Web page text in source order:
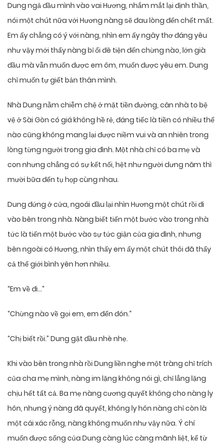
Dung ngả đầu mình vào vai Hương, nhắm mắt lại định thần,
nói một chút nữa với Hương nàng sẽ đau lòng đến chết mất.
Em ấy chẳng có ý với nàng, nhìn em ấy ngây thơ đáng yêu
như vậy mới thấy nàng bỉ ổi đê tiện đến chừng nào, lớn già
đầu mà vẫn muốn được em ôm, muốn được yêu em. Dung
chỉ muốn tự giết bản thân mình.
Nhà Dung nằm chiễm chệ ở mặt tiền đường, căn nhà to bệ
vệ ở Sài Gòn có giá không hề rẻ, đáng tiếc là tiền có nhiều thế
nào cũng không mang lại được niềm vui và an nhiên trong
lòng từng người trong gia đình. Một nhà chỉ có ba mẹ và
con nhưng chẳng có sự kết nối, hệt như người dưng năm thì
mười bữa đến tụ họp cùng nhau.
Dung đứng ở cửa, ngoái đầu lại nhìn Hương một chút rồi đi
vào bên trong nhà. Nàng biết tiến một bước vào trong nhà
tức là tiến một bước vào sự tức giận của gia đình, nhưng
bên ngoài có Hương, nhìn thấy em ấy một chút thôi đã thấy
cả thế giới bình yên hơn nhiều.
“Em về đi…”
“Chừng nào về gọi em, em đến đón.”
“Chị biết rồi.” Dung gật đầu nhè nhẹ.
Khi vào bên trong nhà rồi Dung liền nghe một tràng chỉ trích
của cha mẹ mình, nàng im lặng không nói gì, chỉ lẳng lặng
chịu hết tất cả. Ba mẹ nàng cương quyết không cho nàng ly
hôn, nhưng ý nàng đã quyết, không ly hôn nàng chỉ còn là
một cái xác rỗng, nàng không muốn như vậy nữa. Ý chí
muốn được sống của Dung càng lúc càng mãnh liệt, kể từ